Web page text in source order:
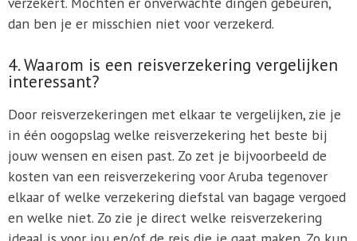
dan ben je er misschien niet voor verzekerd.
4. Waarom is een reisverzekering vergelijken
interessant?
Door reisverzekeringen met elkaar te vergelijken, zie je
in één oogopslag welke reisverzekering het beste bij
jouw wensen en eisen past. Zo zet je bijvoorbeeld de
kosten van een reisverzekering voor Aruba tegenover
elkaar of welke verzekering diefstal van bagage vergoed
en welke niet. Zo zie je direct welke reisverzekering